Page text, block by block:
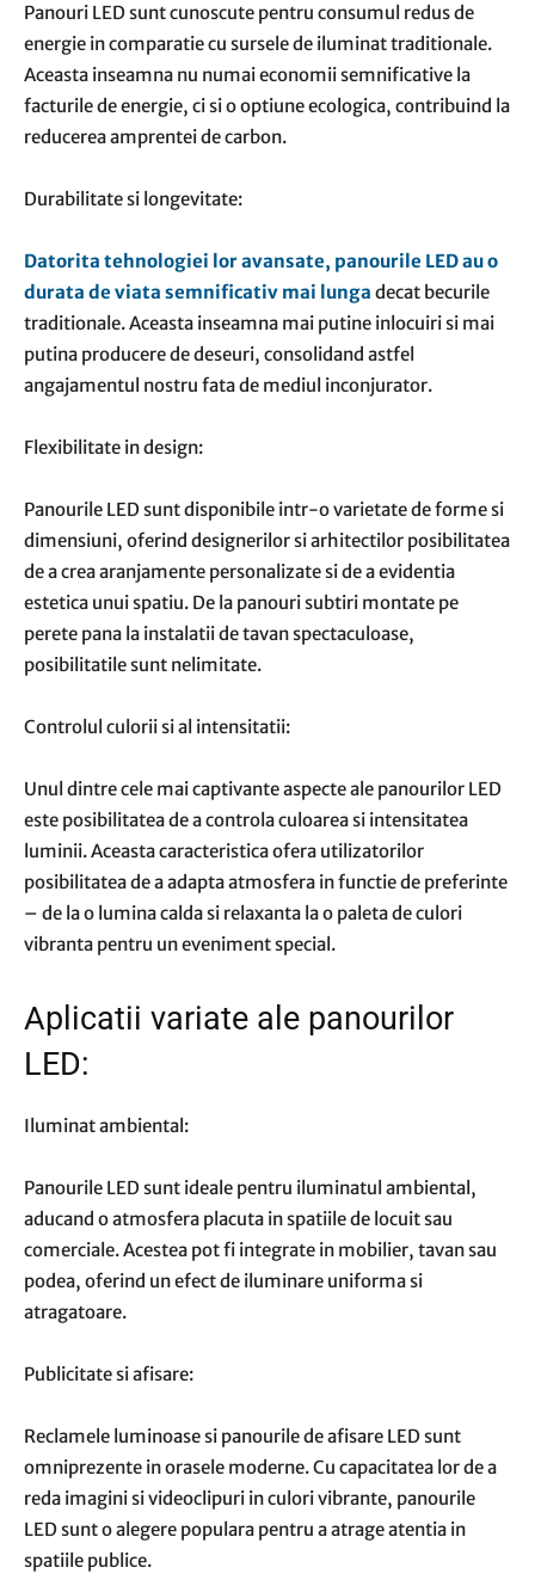
Panouri LED sunt cunoscute pentru consumul redus de
energie in comparatie cu sursele de iluminat traditionale.
Aceasta inseamna nu numai economii semnificative la
facturile de energie, ci si o optiune ecologica, contribuind la
reducerea amprentei de carbon.
Durabilitate si longevitate:
Datorita tehnologiei lor avansate, panourile LED au o
durata de viata semnificativ mai lunga decat becurile
traditionale. Aceasta inseamna mai putine inlocuiri si mai
putina producere de deseuri, consolidand astfel
angajamentul nostru fata de mediul inconjurator.
Flexibilitate in design:
Panourile LED sunt disponibile intr-o varietate de forme si
dimensiuni, oferind designerilor si arhitectilor posibilitatea
de a crea aranjamente personalizate si de a evidentia
estetica unui spatiu. De la panouri subtiri montate pe
perete pana la instalatii de tavan spectaculoase,
posibilitatile sunt nelimitate.
Controlul culorii si al intensitatii:
Unul dintre cele mai captivante aspecte ale panourilor LED
este posibilitatea de a controla culoarea si intensitatea
luminii. Aceasta caracteristica ofera utilizatorilor
posibilitatea de a adapta atmosfera in functie de preferinte
– de la o lumina calda si relaxanta la o paleta de culori
vibranta pentru un eveniment special.
Aplicatii variate ale panourilor
LED:
Iluminat ambiental:
Panourile LED sunt ideale pentru iluminatul ambiental,
aducand o atmosfera placuta in spatiile de locuit sau
comerciale. Acestea pot fi integrate in mobilier, tavan sau
podea, oferind un efect de iluminare uniforma si
atragatoare.
Publicitate si afisare:
Reclamele luminoase si panourile de afisare LED sunt
omniprezente in orasele moderne. Cu capacitatea lor de a
reda imagini si videoclipuri in culori vibrante, panourile
LED sunt o alegere populara pentru a atrage atentia in
spatiile publice.